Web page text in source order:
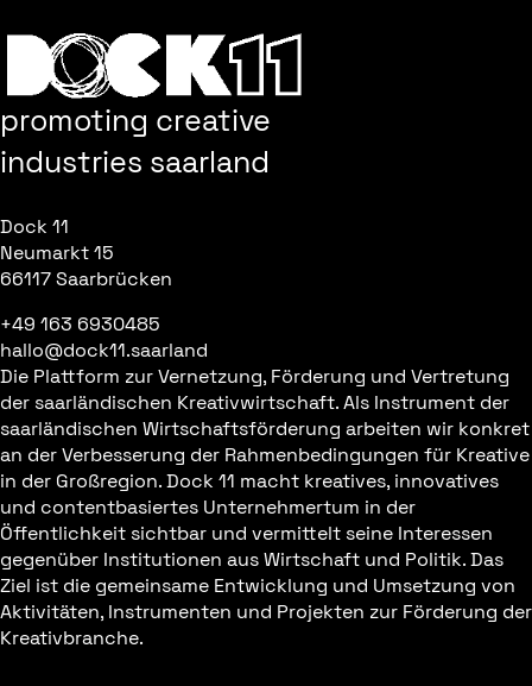
promoting creative
industries saarland
Dock 11
Neumarkt 15
66117 Saarbrücken
+49 163 6930485
hallo@dock11.saarland
Die Plattform zur Vernetzung, Förderung und Vertretung
der saarländischen Kreativwirtschaft. Als Instrument der
saarländischen Wirtschaftsförderung arbeiten wir konkret
an der Verbesserung der Rahmenbedingungen für Kreative
in der Großregion. Dock 11 macht kreatives, innovatives
und contentbasiertes Unternehmertum in der
Öffentlichkeit sichtbar und vermittelt seine Interessen
gegenüber Institutionen aus Wirtschaft und Politik. Das
Ziel ist die gemeinsame Entwicklung und Umsetzung von
Aktivitäten, Instrumenten und Projekten zur Förderung der
Kreativbranche.